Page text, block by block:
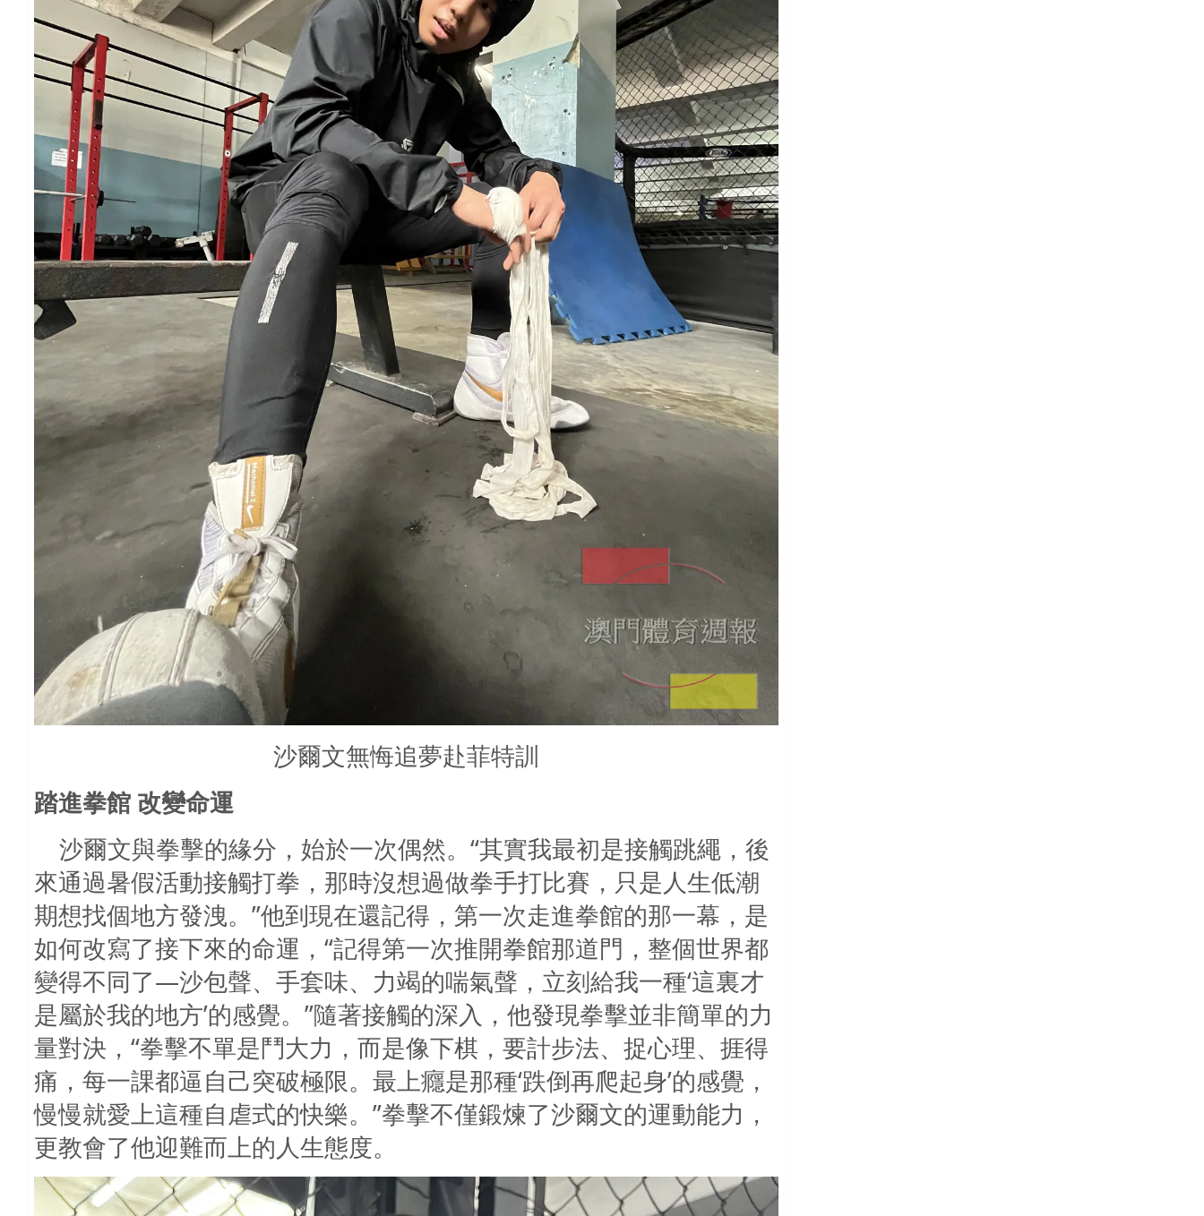
沙爾文無悔追夢赴菲特訓
踏進拳館 改變命運
沙爾文與拳擊的緣分，始於一次偶然。“其實我最初是接觸跳繩，後
來通過暑假活動接觸打拳，那時沒想過做拳手打比賽，只是人生低潮
期想找個地方發洩。”他到現在還記得，第一次走進拳館的那一幕，是
如何改寫了接下來的命運，“記得第一次推開拳館那道門，整個世界都
變得不同了—沙包聲、手套味、力竭的喘氣聲，立刻給我一種‘這裏才
是屬於我的地方’的感覺。”隨著接觸的深入，他發現拳擊並非簡單的力
量對決， “拳擊不單是鬥大力，而是像下棋，要計步法、捉心理、捱得
痛，每一課都逼自己突破極限。最上癮是那種‘跌倒再爬起身’的感覺，
慢慢就愛上這種自虐式的快樂。 ”拳擊不僅鍛煉了沙爾文的運動能力，
更教會了他迎難而上的人生態度。